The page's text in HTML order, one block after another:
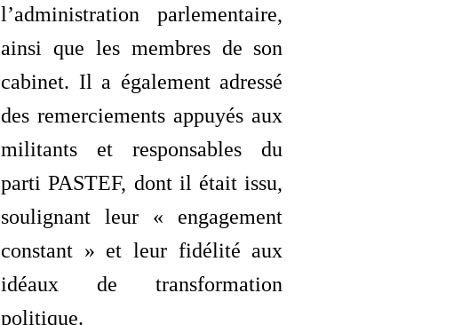
l’administration parlementaire,
ainsi que les membres de son
cabinet. Il a également adressé
des remerciements appuyés aux
militants et responsables du
parti PASTEF, dont il était issu,
soulignant leur « engagement
constant » et leur fidélité aux
idéaux de transformation
politique.